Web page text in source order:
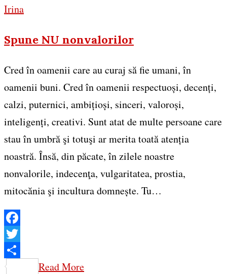
Irina
Spune NU nonvalorilor
Cred în oamenii care au curaj să fie umani, în
oamenii buni. Cred în oamenii respectuoși, decenți,
calzi, puternici, ambițioși, sinceri, valoroși,
inteligenți, creativi. Sunt atat de multe persoane care
stau în umbră şi totuşi ar merita toată atenția
noastră. Însă, din păcate, în zilele noastre
nonvalorile, indecenţa, vulgaritatea, prostia,
mitocănia şi incultura domnește. Tu…
Facebook
Twitter
Share
Read More